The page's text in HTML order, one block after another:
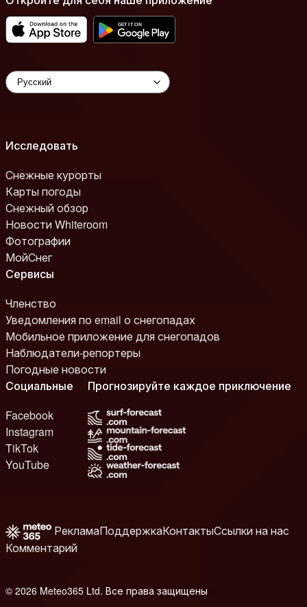
Исследовать
Снежные курорты
Карты погоды
Снежный обзор
Новости Whiteroom
Фотографии
МойСнег
Сервисы
Членство
Уведомления по email о снегопадах
Мобильное приложение для снегопадов
Наблюдатели-репортеры
Погодные новости
Социальные
Facebook
Instagram
TikTok
YouTube
Прогнозируйте каждое приключение
РекламаПоддержкаКонтактыСсылки на нас
Комментарий
© 2026 Meteo365 Ltd. Все права защищены